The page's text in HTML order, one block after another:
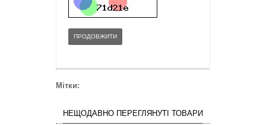
ПРОДОВЖИТИ
Мітки:
НЕЩОДАВНО ПЕРЕГЛЯНУТІ ТОВАРИ